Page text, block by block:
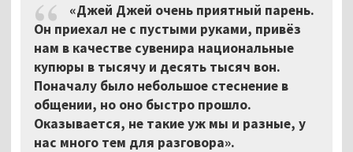
«Джей Джей очень приятный парень.
Он приехал не с пустыми руками, привёз
нам в качестве сувенира национальные
купюры в тысячу и десять тысяч вон.
Поначалу было небольшое стеснение в
общении, но оно быстро прошло.
Оказывается, не такие уж мы и разные, у
нас много тем для разговора».